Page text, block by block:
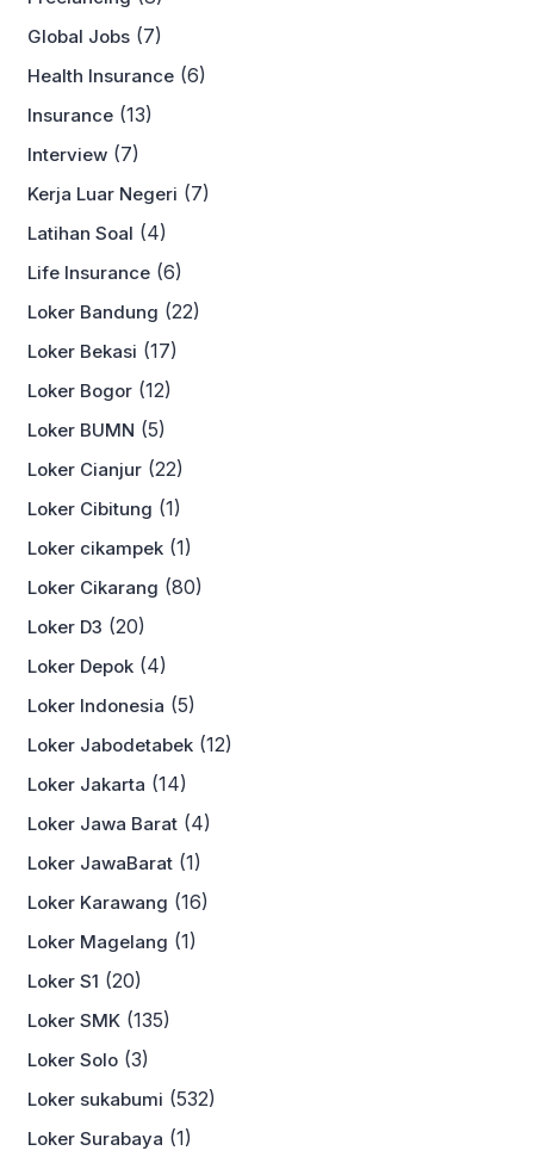
Global Jobs (7)
Health Insurance (6)
Insurance (13)
Interview (7)
Kerja Luar Negeri (7)
Latihan Soal (4)
Life Insurance (6)
Loker Bandung (22)
Loker Bekasi (17)
Loker Bogor (12)
Loker BUMN (5)
Loker Cianjur (22)
Loker Cibitung (1)
Loker cikampek (1)
Loker Cikarang (80)
Loker D3 (20)
Loker Depok (4)
Loker Indonesia (5)
Loker Jabodetabek (12)
Loker Jakarta (14)
Loker Jawa Barat (4)
Loker JawaBarat (1)
Loker Karawang (16)
Loker Magelang (1)
Loker S1 (20)
Loker SMK (135)
Loker Solo (3)
Loker sukabumi (532)
Loker Surabaya (1)